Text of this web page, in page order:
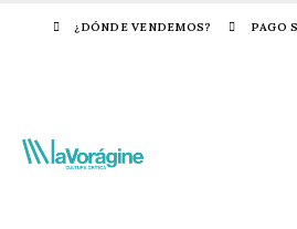
¿DÓNDE VENDEMOS? PAGO